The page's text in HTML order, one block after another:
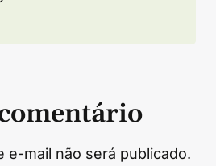
e-mail não será publicado.